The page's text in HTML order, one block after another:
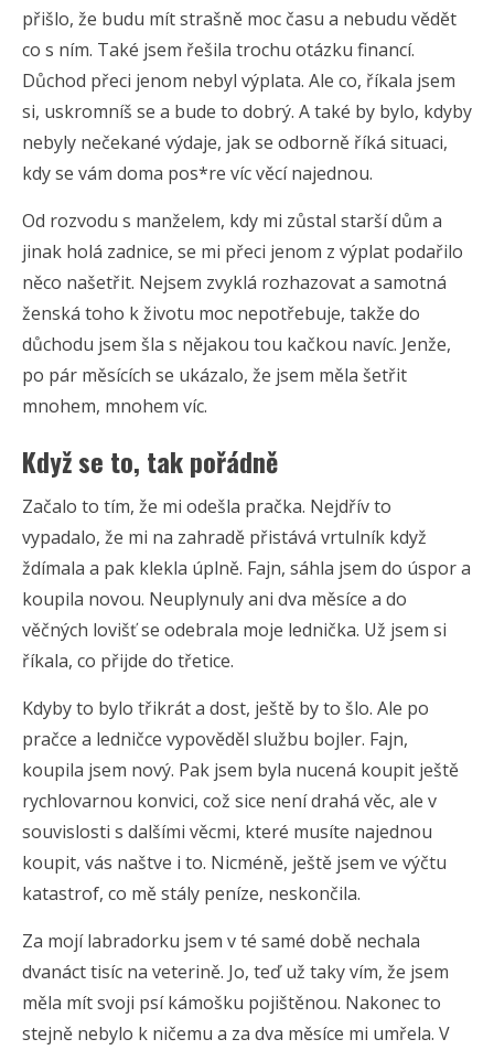
přišlo, že budu mít strašně moc času a nebudu vědět
co s ním. Také jsem řešila trochu otázku financí.
Důchod přeci jenom nebyl výplata. Ale co, říkala jsem
si, uskromníš se a bude to dobrý. A také by bylo, kdyby
nebyly nečekané výdaje, jak se odborně říká situaci,
kdy se vám doma pos*re víc věcí najednou.
Od rozvodu s manželem, kdy mi zůstal starší dům a
jinak holá zadnice, se mi přeci jenom z výplat podařilo
něco našetřit. Nejsem zvyklá rozhazovat a samotná
ženská toho k životu moc nepotřebuje, takže do
důchodu jsem šla s nějakou tou kačkou navíc. Jenže,
po pár měsících se ukázalo, že jsem měla šetřit
mnohem, mnohem víc.
Když se to, tak pořádně
Začalo to tím, že mi odešla pračka. Nejdřív to
vypadalo, že mi na zahradě přistává vrtulník když
ždímala a pak klekla úplně. Fajn, sáhla jsem do úspor a
koupila novou. Neuplynuly ani dva měsíce a do
věčných lovišť se odebrala moje lednička. Už jsem si
říkala, co přijde do třetice.
Kdyby to bylo třikrát a dost, ještě by to šlo. Ale po
pračce a ledničce vypověděl službu bojler. Fajn,
koupila jsem nový. Pak jsem byla nucená koupit ještě
rychlovarnou konvici, což sice není drahá věc, ale v
souvislosti s dalšími věcmi, které musíte najednou
koupit, vás naštve i to. Nicméně, ještě jsem ve výčtu
katastrof, co mě stály peníze, neskončila.
Za mojí labradorku jsem v té samé době nechala
dvanáct tisíc na veterině. Jo, teď už taky vím, že jsem
měla mít svoji psí kámošku pojištěnou. Nakonec to
stejně nebylo k ničemu a za dva měsíce mi umřela. V